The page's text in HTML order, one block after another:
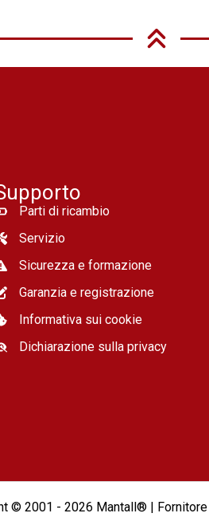
Parti di ricambio
Servizio
Sicurezza e formazione
Garanzia e registrazione
Informativa sui cookie
Dichiarazione sulla privacy
© 2001 - 2026 Mantall® |